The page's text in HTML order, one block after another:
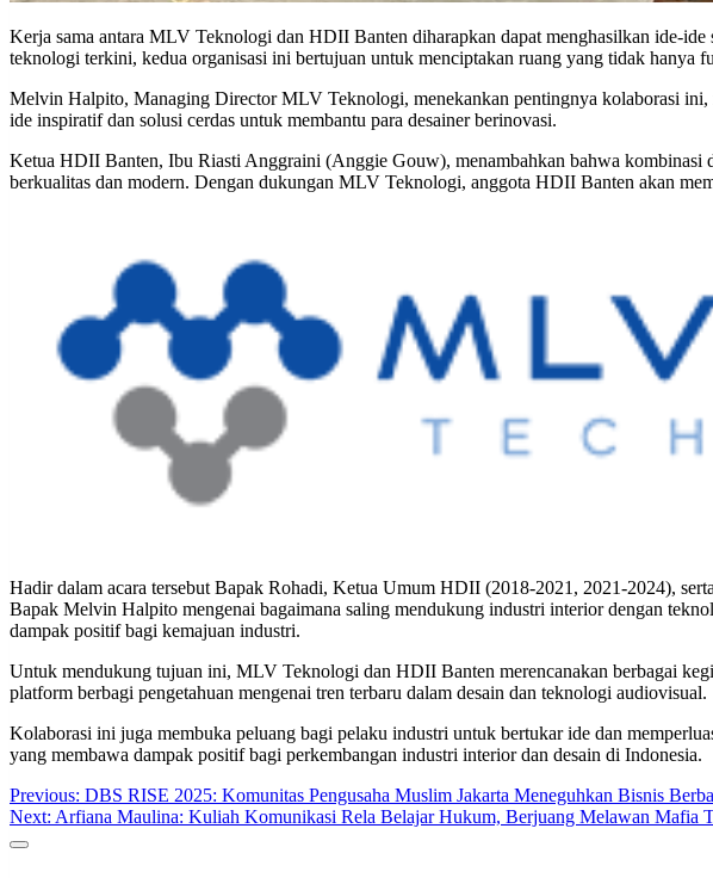
Kerja sama antara MLV Teknologi dan HDII Banten diharapkan dapat menghasilkan ide-
teknologi terkini, kedua organisasi ini bertujuan untuk menciptakan ruang yang tidak hanya
Melvin Halpito, Managing Director MLV Teknologi, menekankan pentingnya kolaborasi
ide inspiratif dan solusi cerdas untuk membantu para desainer berinovasi.
Ketua HDII Banten, Ibu Riasti Anggraini (Anggie Gouw), menambahkan bahwa kombinasi
berkualitas dan modern. Dengan dukungan MLV Teknologi, anggota HDII Banten akan
Hadir dalam acara tersebut Bapak Rohadi, Ketua Umum HDII (2018-2021, 2021-2024),
Bapak Melvin Halpito mengenai bagaimana saling mendukung industri interior dengan
dampak positif bagi kemajuan industri.
Untuk mendukung tujuan ini, MLV Teknologi dan HDII Banten merencanakan berbagai
platform berbagi pengetahuan mengenai tren terbaru dalam desain dan teknologi audiovisual.
Kolaborasi ini juga membuka peluang bagi pelaku industri untuk bertukar ide dan
yang membawa dampak positif bagi perkembangan industri interior dan desain di Indonesia.
Post
navigation
Previous: DBS RISE 2025: Komunitas Pengusaha Muslim Jakarta Meneguhkan Bisnis
Next: Arfiana Maulina: Kuliah Komunikasi Rela Belajar Hukum, Berjuang Melawan Mafia